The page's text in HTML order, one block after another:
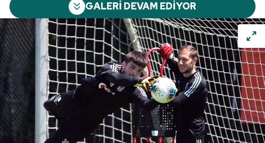
GALERİ DEVAM EDİYOR